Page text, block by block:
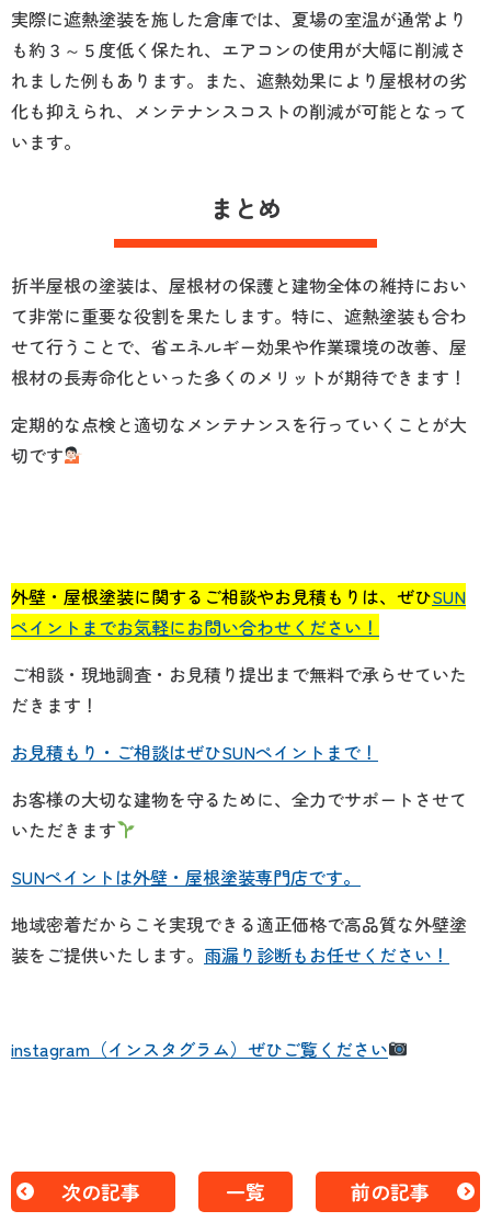
実際に遮熱塗装を施した倉庫では、夏場の室温が通常より
も約３～５度低く保たれ、エアコンの使用が大幅に削減さ
れました例もあります。また、遮熱効果により屋根材の劣
化も抑えられ、メンテナンスコストの削減が可能となって
います。
まとめ
折半屋根の塗装は、屋根材の保護と建物全体の維持におい
て非常に重要な役割を果たします。特に、遮熱塗装も合わ
せて行うことで、省エネルギー効果や作業環境の改善、屋
根材の長寿命化といった多くのメリットが期待できます！
定期的な点検と適切なメンテナンスを行っていくことが大
切です
外壁・屋根塗装に関するご相談やお見積もりは、ぜひSUN
ペイントまでお気軽にお問い合わせください！
ご相談・現地調査・お見積り提出まで無料で承らせていた
だきます！
お見積もり・ご相談はぜひSUNペイントまで！
お客様の大切な建物を守るために、全力でサポートさせて
いただきます
SUNペイントは外壁・屋根塗装専門店です。
地域密着だからこそ実現できる適正価格で高品質な外壁塗
装をご提供いたします。 雨漏り診断もお任せください！
instagram（インスタグラム）ぜひご覧ください
次の記事 一覧 前の記事